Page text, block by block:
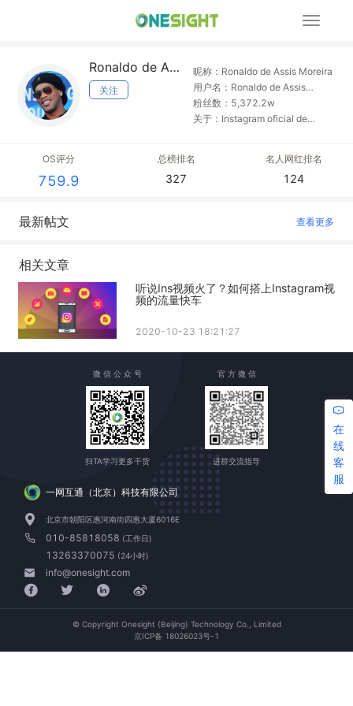
展
航
Ronaldo de Assis Moreira
关注
昵称：Ronaldo de Assis Moreira
用户名：Ronaldo de Assis
Moreira
粉丝数：5,372.2w
关于：Instagram oficial de
pela FIFA. @nooke.ag
OS评分
759.9
总榜排名
327
名人网红排名
124
最新帖文 查看更多
相关文章
听说Ins视频火了？如何搭上Instagram视
频的流量快车
2020-10-23 18:21:27
在
线
客
服
一网互通（北京）科技有限公司
北京市朝阳区惠河南街四惠大厦6016E
010-85818058 (工作日)
13263370075 (24小时)
info@onesight.com
微 信 公 众 号
扫TA学习更多干货
官 方 微 信
进群交流指导
© Copyright Onesight (Beijing) Technology Co., Limited
京ICP备 18026023号-1